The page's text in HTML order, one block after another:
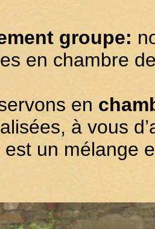
groupe:
en chambre
en
à vous
un mélange